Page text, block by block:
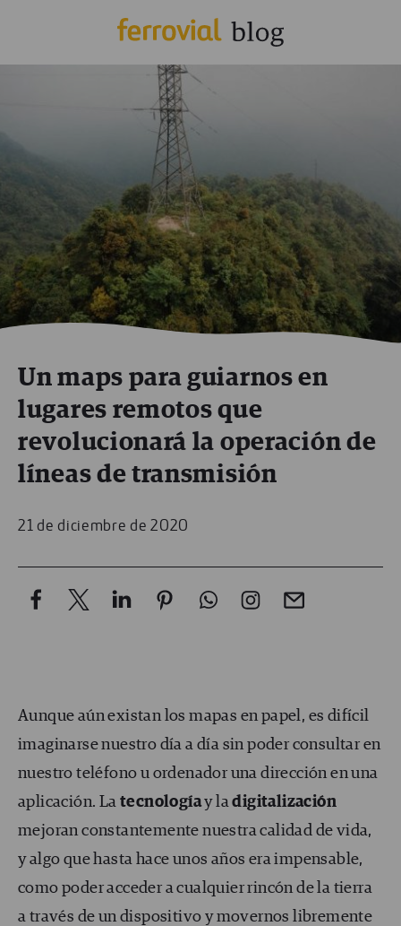
Un maps para guiarnos en
lugares remotos que
revolucionará la operación de
líneas de transmisión
21 de diciembre de 2020
Aunque aún existan los mapas en papel, es difícil
imaginarse nuestro día a día sin poder consultar en
nuestro teléfono u ordenador una dirección en una
aplicación. Latecnologíay ladigitalización
mejoran constantemente nuestra calidad de vida,
y algo que hasta hace unos años era impensable,
como poder acceder a cualquier rincón de la tierra
a través de un dispositivo y movernos libremente